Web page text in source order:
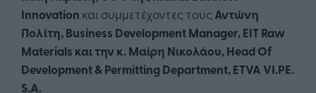
Innovation και συμμετέχοντες τους Αντώνη
Πολίτη, Business Development Manager, EIT Raw
Materials και την κ. Μαίρη Νικολάου,HeadOf
Development&Permitting Department, ΕΤVA VI.PE.
S.A.